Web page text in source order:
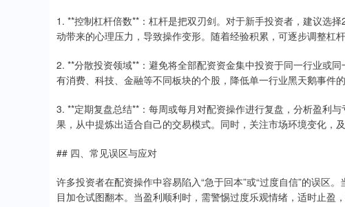
1. **控制杠杆倍数**：杠杆是把双刃剑。对于新手投资者，建议选
动带来的心理压力，导致操作变形。随着经验积累，可逐步调整杠
2. **分散投资领域**：避免将全部配资资金集中投资于同一行业或
有消费、科技、金融等不同板块的个股，降低单一行业黑天鹅事件的
3. **定期复盘总结**：每周或每月对配资操作进行复盘，分析盈利
果，从中提炼出适合自己的交易模式。同时，关注市场环境变化，及
## 四、常见误区与应对
许多投资者在配资操作中容易陷入“急于回本”或“过度自信”的误区
目加仓试图翻本。当盈利顺利时，需警惕过度乐观情绪，适时止盈